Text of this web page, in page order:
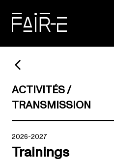
content
ACTIVITÉS
TRANSMISSION
2026-2027
Trainings